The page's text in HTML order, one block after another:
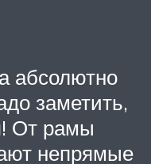
абсолютно
заметить,
От рамы
непрямые